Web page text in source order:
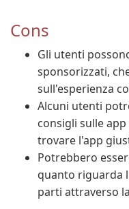
Cons
Gli utenti
sponsorizzati,
sull'esperienza
Alcuni utenti
consigli sulle
trovare l'app
Potrebbero
quanto riguarda
parti attraverso